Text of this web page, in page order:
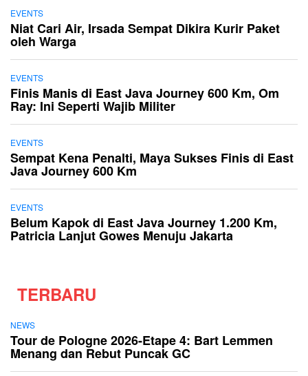
EVENTS
Niat Cari Air, Irsada Sempat Dikira Kurir Paket
oleh Warga
EVENTS
Finis Manis di East Java Journey 600 Km, Om
Ray: Ini Seperti Wajib Militer
EVENTS
Sempat Kena Penalti, Maya Sukses Finis di East
Java Journey 600 Km
EVENTS
Belum Kapok di East Java Journey 1.200 Km,
Patricia Lanjut Gowes Menuju Jakarta
TERBARU
NEWS
Tour de Pologne 2026-Etape 4: Bart Lemmen
Menang dan Rebut Puncak GC